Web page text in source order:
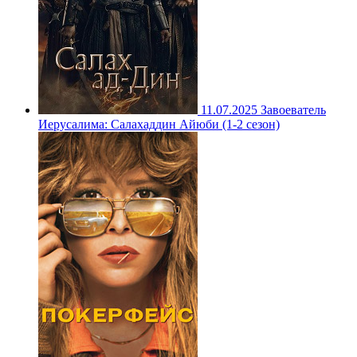
11.07.2025 Завоеватель
Иерусалима: Салахаддин Айюби (1-2 сезон)